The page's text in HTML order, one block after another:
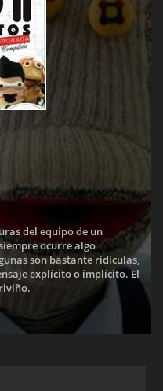
del equipo de un
ocurre algo
son bastante ridículas,
explícito o implícito. El